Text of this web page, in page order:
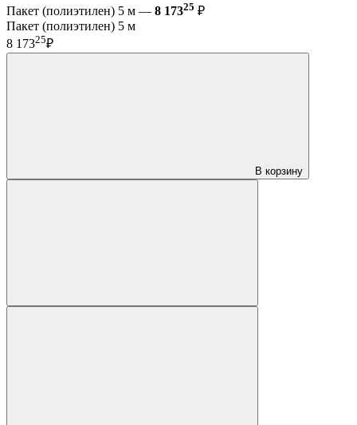
Пакет (полиэтилен) 5 м — 8 17325 ₽
Пакет (полиэтилен) 5 м
8 17325₽
В корзину